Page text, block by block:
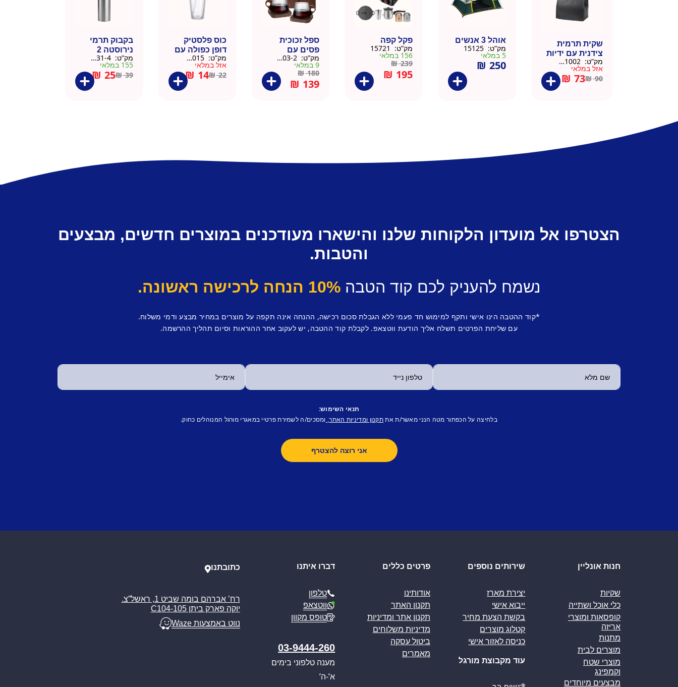
שקית תרמית
צידנית עם ידיות
– 50 יח 26/26
שחור
מק”ט:
אזל במלאי
₪90
₪ 73
אוהל 3 אנשים
מק”ט:
5 במלאי
₪ 250
פקל קפה
מק”ט:
156 במלאי
₪239
₪ 195
ספל זכוכית
פסים עם
תחתית וידית עץ
– מארז 2 יח
מק”ט:
9 במלאי
₪180
₪ 139
כוס פלסטיק
דופן כפולה עם
קשית
מק”ט: 9911015
אזל במלאי
₪22
₪ 14
בקבוק תרמי
נירוסטה 2
פקקים 500 מל
– כסוף קלאסי
מק”ט: 9901031-4
155 במלאי
₪39
₪ 25
הצטרפו אל מועדון הלקוחות שלנו והישארו מעודכנים במוצרים חדשים, מבצעים
והטבות.
נשמח להעניק לכם קוד הטבה 10% הנחה לרכישה ראשונה.
*קוד ההטבה הינו אישי ותקף למימוש חד פעמי ללא הגבלת סכום רכישה, ההנחה אינה תקפה על מוצרים במחיר מבצע ודמי משלוח.
עם שליחת הפרטים תשלח אליך הודעת ווטצאפ. לקבלת קוד ההטבה, יש לעקוב אחר ההוראות וסיום תהליך ההרשמה.
תנאי השימוש:
בלחיצה על הכפתור מטה הנני מאשר/ת את תקנון ומדיניות האתר, ומסכים/ה לשמירת פרטיי במאגרי מורגל המנוהלים כחוק.
חנות אונליין
שקיות
כלי אוכל ושתייה
קופסאות ומוצרי
אריזה
מתנות
מוצרים לבית
מוצרי שטח
וקמפינג
מבצעים מיוחדים
שירותים נוספים
יצירת מארז
ייבוא אישי
בקשת הצעת מחיר
קטלוג מוצרים
כניסה לאזור אישי
עוד מקבוצת מורגל
פרטים כללים
אודותינו
תקנון האתר
תקנון אתר ומדיניות
מדיניות משלוחים
ביטול עסקה
מאמרים
דברו איתנו
טלפון
ווטצאפ
טופס מקוון
03-9444-260
מענה טלפוני בימים
א’-ה’
כתובתנו
רח’ אברהם בומה שביט 1, ראשל”צ.
יוקה פארק ביתן C104-105
נווט באמצעות Waze